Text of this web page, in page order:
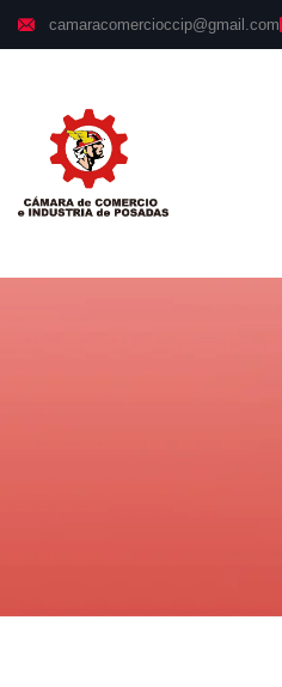
camaracomercioccip@gmail.com